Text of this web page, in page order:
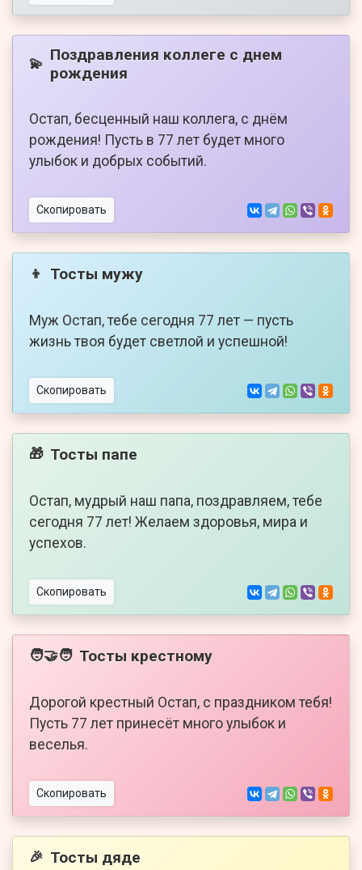
💫 Поздравления коллеге с днем
рождения
Остап, бесценный наш коллега, с днём
рождения! Пусть в 77 лет будет много
улыбок и добрых событий.
Скопировать
👦 Тосты мужу
Муж Остап, тебе сегодня 77 лет — пусть
жизнь твоя будет светлой и успешной!
Скопировать
🎁 Тосты папе
Остап, мудрый наш папа, поздравляем, тебе
сегодня 77 лет! Желаем здоровья, мира и
успехов.
Скопировать
🧑‍🤝‍🧑 Тосты крестному
Дорогой крестный Остап, с праздником тебя!
Пусть 77 лет принесёт много улыбок и
веселья.
Скопировать
🎉 Тосты дяде